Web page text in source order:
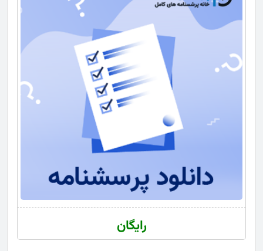
رایگان